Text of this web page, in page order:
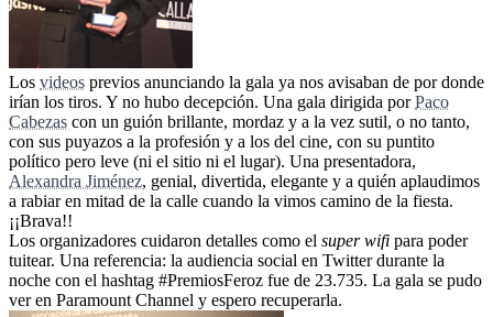
Los videos previos anunciando la gala ya nos avisaban de por donde
irían los tiros. Y no hubo decepción. Una gala dirigida porPaco
Cabezas con un guión brillante, mordaz y a la vez sutil, o no tanto,
con sus puyazos a la profesión y a los del cine, con su puntito
político pero leve (ni el sitio ni el lugar). Una presentadora,
Alexandra Jiménez, genial, divertida, elegante y a quién aplaudimos
a rabiar en mitad de la calle cuando la vimos camino de la fiesta.
¡¡Brava!!
Los organizadores cuidaron detalles como el super wifi para poder
tuitear. Una referencia: la audiencia social en Twitter durante la
noche con el hashtag #PremiosFeroz fue de 23.735. La gala se pudo
ver en Paramount Channel y espero recuperarla.